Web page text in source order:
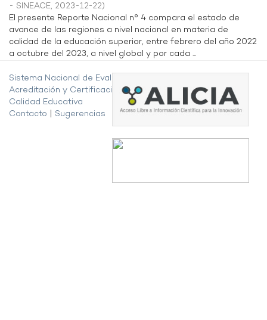
- SINEACE, 2023-12-22)
El presente Reporte Nacional n° 4 compara el estado de
avance de las regiones a nivel nacional en materia de
calidad de la educación superior, entre febrero del año 2022
a octubre del 2023, a nivel global y por cada ...
Sistema Nacional de Evaluación,
Acreditación y Certificación de la
Calidad Educativa
Contacto
Sugerencias